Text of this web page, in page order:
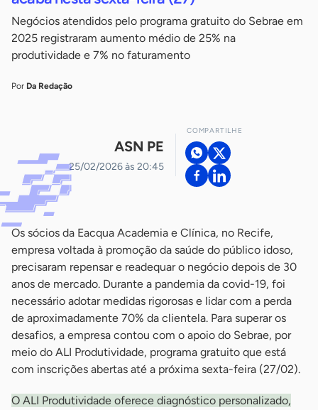
Negócios atendidos pelo programa gratuito do Sebrae em
2025 registraram aumento médio de 25% na
produtividade e 7% no faturamento
Por Da Redação
ASN PE
25/02/2026 às 20:45
COMPARTILHE
Os sócios da Eacqua Academia e Clínica, no Recife,
empresa voltada à promoção da saúde do público idoso,
precisaram repensar e readequar o negócio depois de 30
anos de mercado. Durante a pandemia da covid-19, foi
necessário adotar medidas rigorosas e lidar com a perda
de aproximadamente 70% da clientela. Para superar os
desafios, a empresa contou com o apoio do Sebrae, por
meio do ALI Produtividade, programa gratuito que está
com inscrições abertas até a próxima sexta-feira (27/02).
O ALI Produtividade oferece diagnóstico personalizado,